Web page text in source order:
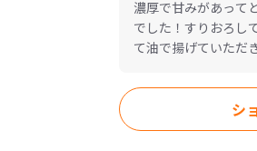
※ご注文を受けまして
１０日後」になります。
ご了承お願いいたしま
濃厚で甘みがあって
でした！すりおろし
て油で揚げていただ
シ